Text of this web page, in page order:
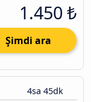
1.450 ₺
Şimdi ara
4sa 45dk